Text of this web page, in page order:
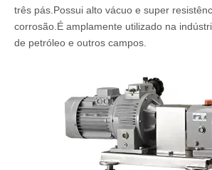
três pás.Possui alto vácuo e super
corrosão.É amplamente utilizado na
de petróleo e outros campos.